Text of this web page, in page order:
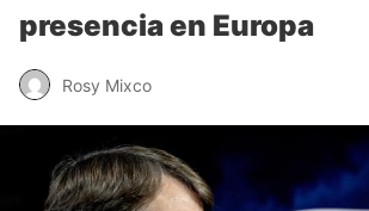
presencia en Europa
Rosy Mixco